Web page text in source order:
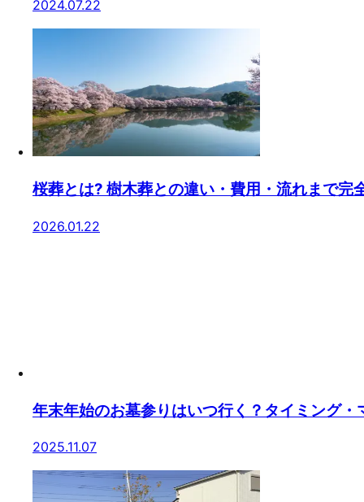
2024.07.22
桜葬とは? 樹木葬との違い・費用・流れまで完
2026.01.22
年末年始のお墓参りはいつ行く？タイミング
2025.11.07